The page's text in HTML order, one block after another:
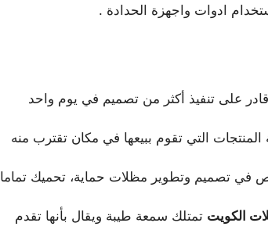
ادوات واجهزة الحدادة .
على تنفيذ أكثر من تصميم في يوم واحد
التي تقوم ببيعها في مكان تقترب منه
في تصميم وتطوير مظلات حماية، تحميك تماما
الكويت تمتلك سمعة طيبة ويقال بأنها تقدم